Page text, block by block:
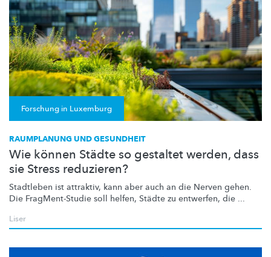
Forschung in Luxemburg
RAUMPLANUNG UND GESUNDHEIT
Wie können Städte so gestaltet werden, dass
sie Stress reduzieren?
Stadtleben ist attraktiv, kann aber auch an die Nerven gehen.
Die FragMent-Studie soll helfen, Städte zu entwerfen, die ...
Liser